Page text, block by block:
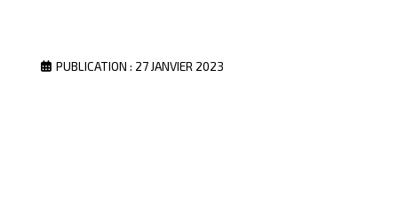
PUBLICATION : 27 JANVIER 2023